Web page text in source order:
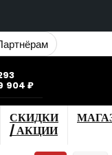
904 ₽
СКИДКИ
/ АКЦИИ